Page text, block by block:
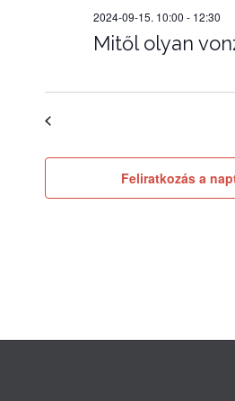
2024-09-15. 10:00 - 12:30
Mitől olyan
Feliratkozás a